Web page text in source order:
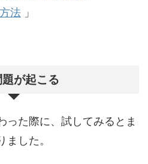
法 」
が起こる
った際に、試してみるとま
した。